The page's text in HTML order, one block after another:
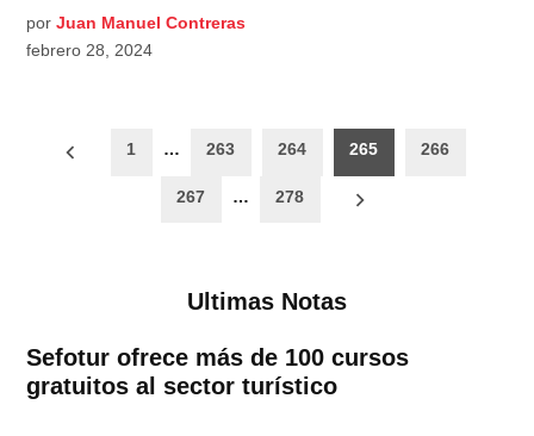
por Juan Manuel Contreras
febrero 28, 2024
Paginación
1 … 263 264 265 266
267 … 278
Ultimas Notas
Sefotur ofrece más de 100 cursos
gratuitos al sector turístico